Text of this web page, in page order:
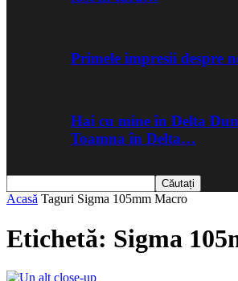
Primele impresii despre
Hai cu mine în Delta
Toamna în Delta…
Acasă Taguri Sigma 105mm Macro
Etichetă: Sigma